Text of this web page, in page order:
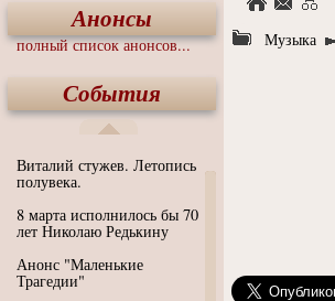
Анонсы
полный список анонсов...
События
Виталий стужев. Летопись
полувека.
8 марта исполнилось бы 70
лет Николаю Редькину
Анонс "Маленькие
Трагедии"
Музыка